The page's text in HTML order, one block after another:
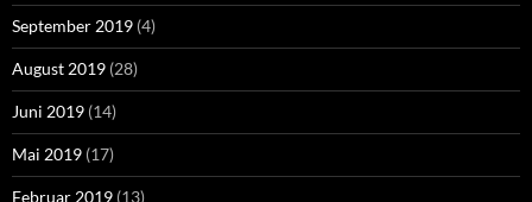
September 2019 (4)
August 2019 (28)
Juni 2019 (14)
Mai 2019 (17)
Februar 2019 (13)